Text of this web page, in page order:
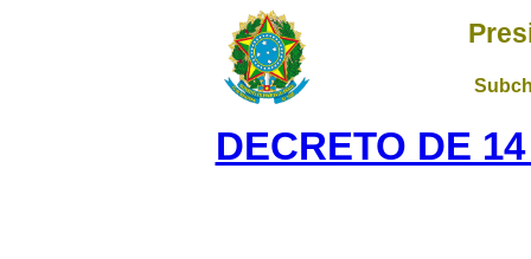
DECRETO DE